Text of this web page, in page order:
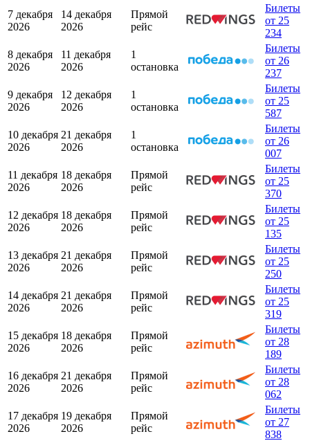
7 декабря
2026
14 декабря
2026
Прямой
рейс
Билеты
от 25
234
8 декабря
2026
11 декабря
2026
1
остановка
Билеты
от 26
237
9 декабря
2026
12 декабря
2026
1
остановка
Билеты
от 25
587
10 декабря
2026
21 декабря
2026
1
остановка
Билеты
от 26
007
11 декабря
2026
18 декабря
2026
Прямой
рейс
Билеты
от 25
370
12 декабря
2026
18 декабря
2026
Прямой
рейс
Билеты
от 25
135
13 декабря
2026
21 декабря
2026
Прямой
рейс
Билеты
от 25
250
14 декабря
2026
21 декабря
2026
Прямой
рейс
Билеты
от 25
319
15 декабря
2026
18 декабря
2026
Прямой
рейс
Билеты
от 28
189
16 декабря
2026
21 декабря
2026
Прямой
рейс
Билеты
от 28
062
17 декабря
2026
19 декабря
2026
Прямой
рейс
Билеты
от 27
838